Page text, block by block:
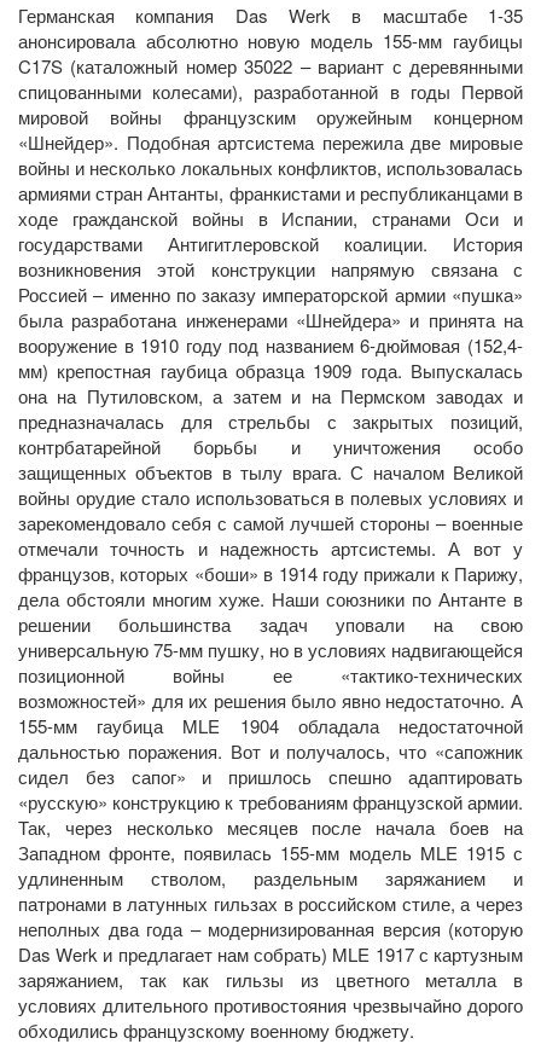
Германская компания Das Werk в масштабе 1-35
анонсировала абсолютно новую модель 155-мм гаубицы
C17S (каталожный номер 35022 – вариант с деревянными
спицованными колесами), разработанной в годы Первой
мировой войны французским оружейным концерном
«Шнейдер». Подобная артсистема пережила две мировые
войны и несколько локальных конфликтов, использовалась
армиями стран Антанты, франкистами и республиканцами в
ходе гражданской войны в Испании, странами Оси и
государствами Антигитлеровской коалиции. История
возникновения этой конструкции напрямую связана с
Россией – именно по заказу императорской армии «пушка»
была разработана инженерами «Шнейдера» и принята на
вооружение в 1910 году под названием 6-дюймовая (152,4-
мм) крепостная гаубица образца 1909 года. Выпускалась
она на Путиловском, а затем и на Пермском заводах и
предназначалась для стрельбы с закрытых позиций,
контрбатарейной борьбы и уничтожения особо
защищенных объектов в тылу врага. С началом Великой
войны орудие стало использоваться в полевых условиях и
зарекомендовало себя с самой лучшей стороны – военные
отмечали точность и надежность артсистемы. А вот у
французов, которых «боши» в 1914 году прижали к Парижу,
дела обстояли многим хуже. Наши союзники по Антанте в
решении большинства задач уповали на свою
универсальную 75-мм пушку, но в условиях надвигающейся
позиционной войны ее «тактико-технических
возможностей» для их решения было явно недостаточно. А
155-мм гаубица MLE 1904 обладала недостаточной
дальностью поражения. Вот и получалось, что «сапожник
сидел без сапог» и пришлось спешно адаптировать
«русскую» конструкцию к требованиям французской армии.
Так, через несколько месяцев после начала боев на
Западном фронте, появилась 155-мм модель MLE 1915 с
удлиненным стволом, раздельным заряжанием и
патронами в латунных гильзах в российском стиле, а через
неполных два года – модернизированная версия (которую
Das Werk и предлагает нам собрать) MLE 1917 с картузным
заряжанием, так как гильзы из цветного металла в
условиях длительного противостояния чрезвычайно дорого
обходились французскому военному бюджету.